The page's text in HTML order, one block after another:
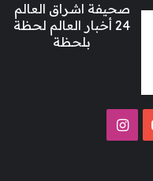
صحيفة اشراق العالم
24 أخبار العالم لحظة
بلحظة
‫YouTubeانستقرام